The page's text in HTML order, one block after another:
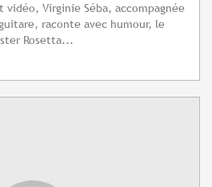
Virginie Séba, accompagnée
raconte avec humour, le
Rosetta...